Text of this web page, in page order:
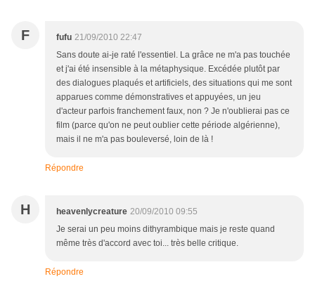
F fufu 21/09/2010 22:47
Sans doute ai-je raté l'essentiel. La grâce ne m'a pas touchée
et j'ai été insensible à la métaphysique. Excédée plutôt par
des dialogues plaqués et artificiels, des situations qui me sont
apparues comme démonstratives et appuyées, un jeu
d'acteur parfois franchement faux, non ? Je n'oublierai pas ce
film (parce qu'on ne peut oublier cette période algérienne),
mais il ne m'a pas bouleversé, loin de là !
Répondre
H heavenlycreature 20/09/2010 09:55
Je serai un peu moins dithyrambique mais je reste quand
même très d'accord avec toi... très belle critique.
Répondre